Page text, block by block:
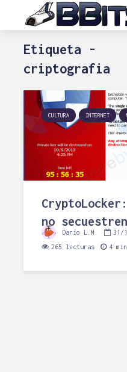
Etiqueta -
criptografia
CULTURA INTERNET
no
Darío L.M. 31/
265 lecturas 4